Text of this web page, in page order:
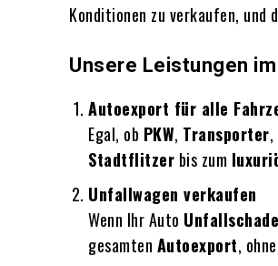
Konditionen zu verkaufen, und
Unsere Leistungen
Autoexport für alle
Egal, ob PKW, Transporter,
Stadtflitzer bis zum
Unfallwagen verkaufen
Wenn Ihr Auto
gesamten Autoexport,